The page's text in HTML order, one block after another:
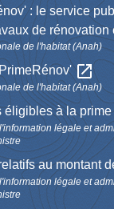
: le service
de rénovation
de l'habitat (Anah)
open_in_new
de l'habitat (Anah)
éligibles à la prime
légale et
au montant
légale et